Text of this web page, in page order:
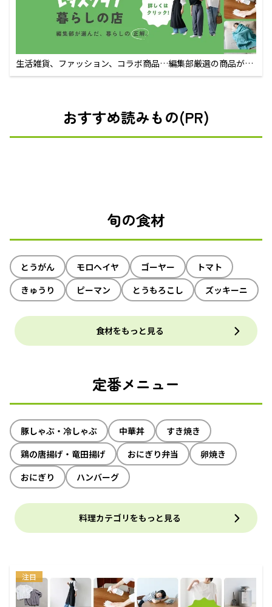
生活雑貨、ファッション、コラボ商品…編集部厳選の商品が買
えるECサイト
おすすめ読みもの(PR)
旬の食材
とうがん モロヘイヤ ゴーヤー
トマト
きゅうり
ピーマン とうもろこし ズッキーニ
食材をもっと見る
定番メニュー
豚しゃぶ・冷しゃぶ 中華丼
すき焼き
鶏の唐揚げ・竜田揚げ
おにぎり弁当
卵焼き
おにぎり
ハンバーグ
料理カテゴリをもっと見る
注目